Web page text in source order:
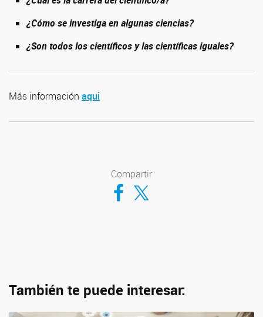
¿Cómo se investiga en algunas ciencias?
¿Son todos los científicos y las científicas iguales?
Más información aqui
Compartir
Compartir en Facebook
Compartir en Twitter
También te puede interesar: